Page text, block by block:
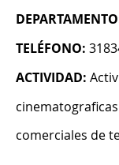
TELÉFONO:
ACTIVIDAD:
comerciales de